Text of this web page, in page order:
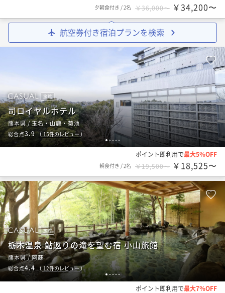
夕朝食付き /2名 ￥36,000〜 ￥34,200〜
航空券付き宿泊プランを検索
1 2 3 4 5
旅館
司ロイヤルホテル
熊本県 / 玉名・山鹿・菊池
総合点3.9（ 15件のレビュー）
ポイント即利用で最大5％OFF
朝食付き /2名 ￥19,500〜 ￥18,525〜
1 2 3 4 5
旅館
栃木温泉 鮎返りの滝を望む宿 小山旅館
熊本県 / 阿蘇
総合点4.4 （ 12件のレビュー）
ポイント即利用で最大7％OFF